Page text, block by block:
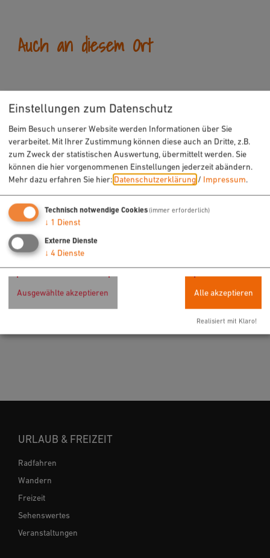
Auch an diesem Ort
Ausstellung
So. 28.06. - So. 11.10.26
Veronika Hilger, Lothar-Fischer-Preis 2025
URLAUB & FREIZEIT
Radfahren
Wandern
Freizeit
Sehenswertes
Veranstaltungen
Einstellungen zum Datenschutz
Beim Besuch unserer Website werden Informationen über Sie
verarbeitet. Mit Ihrer Zustimmung können diese auch an Dritte, z.B.
zum Zweck der statistischen Auswertung, übermittelt werden. Sie
können die hier vorgenommenen Einstellungen jederzeit abändern.
Mehr dazu erfahren Sie hier: Datenschutzerklärung / Impressum.
Technisch notwendige Cookies(immer erforderlich)
↓ 1 Dienst
Externe Dienste
↓ 4 Dienste
Ausgewählte akzeptieren Alle akzeptieren
Realisiert mit Klaro!